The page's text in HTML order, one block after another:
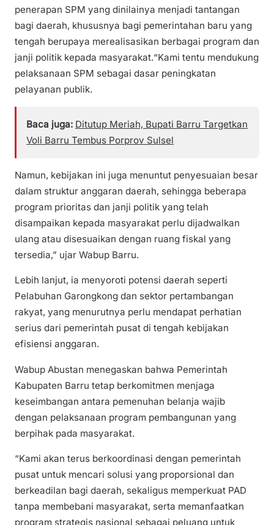
penerapan SPM yang dinilainya menjadi tantangan
bagi daerah, khususnya bagi pemerintahan baru yang
tengah berupaya merealisasikan berbagai program dan
janji politik kepada masyarakat.“Kami tentu mendukung
pelaksanaan SPM sebagai dasar peningkatan
pelayanan publik.
Baca juga: Ditutup Meriah, Bupati Barru Targetkan
Voli Barru Tembus Porprov Sulsel
Namun, kebijakan ini juga menuntut penyesuaian besar
dalam struktur anggaran daerah, sehingga beberapa
program prioritas dan janji politik yang telah
disampaikan kepada masyarakat perlu dijadwalkan
ulang atau disesuaikan dengan ruang fiskal yang
tersedia,” ujar Wabup Barru.
Lebih lanjut, ia menyoroti potensi daerah seperti
Pelabuhan Garongkong dan sektor pertambangan
rakyat, yang menurutnya perlu mendapat perhatian
serius dari pemerintah pusat di tengah kebijakan
efisiensi anggaran.
Wabup Abustan menegaskan bahwa Pemerintah
Kabupaten Barru tetap berkomitmen menjaga
keseimbangan antara pemenuhan belanja wajib
dengan pelaksanaan program pembangunan yang
berpihak pada masyarakat.
“Kami akan terus berkoordinasi dengan pemerintah
pusat untuk mencari solusi yang proporsional dan
berkeadilan bagi daerah, sekaligus memperkuat PAD
tanpa membebani masyarakat, serta memanfaatkan
program strategis nasional sebagai peluang untuk